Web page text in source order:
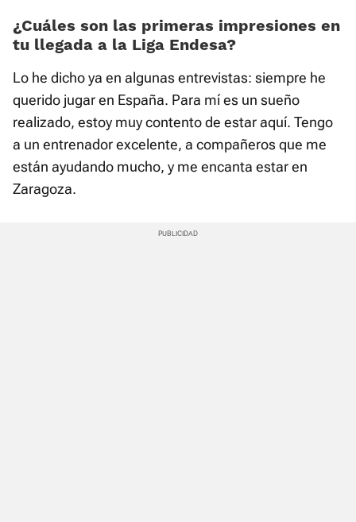
¿Cuáles son las primeras impresiones en
tu llegada a la Liga Endesa?
Lo he dicho ya en algunas entrevistas: siempre he
querido jugar en España. Para mí es un sueño
realizado, estoy muy contento de estar aquí. Tengo
a un entrenador excelente, a compañeros que me
están ayudando mucho, y me encanta estar en
Zaragoza.